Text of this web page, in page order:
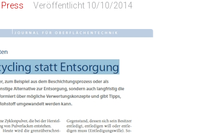
Press Veröffentlicht 10/10/2014